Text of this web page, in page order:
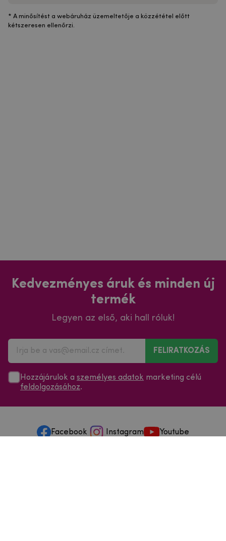
* A minősítést a webáruház üzemeltetője a közzététel előtt
kétszeresen ellenőrzi.
Kedvezményes áruk és minden új
termék
Legyen az első, aki hall róluk!
FELIRATKOZÁS
Hozzájárulok a személyes adatok marketing célú
feldolgozásához.
Facebook Instagram Youtube